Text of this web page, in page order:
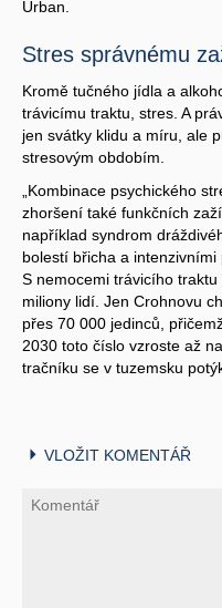
Urban.
Stres správnému
Kromě tučného jídla a
trávicímu traktu, stres. A
jen svátky klidu a míru, ale
stresovým obdobím.
„Kombinace psychického
zhoršení také funkčních
například syndrom
bolestí břicha a intenzivními
S nemocemi trávicího
miliony lidí. Jen Crohnovu
přes 70 000 jedinců,
2030 toto číslo vzroste až
tračníku se v tuzemsku
VLOŽIT KOMENTÁŘ